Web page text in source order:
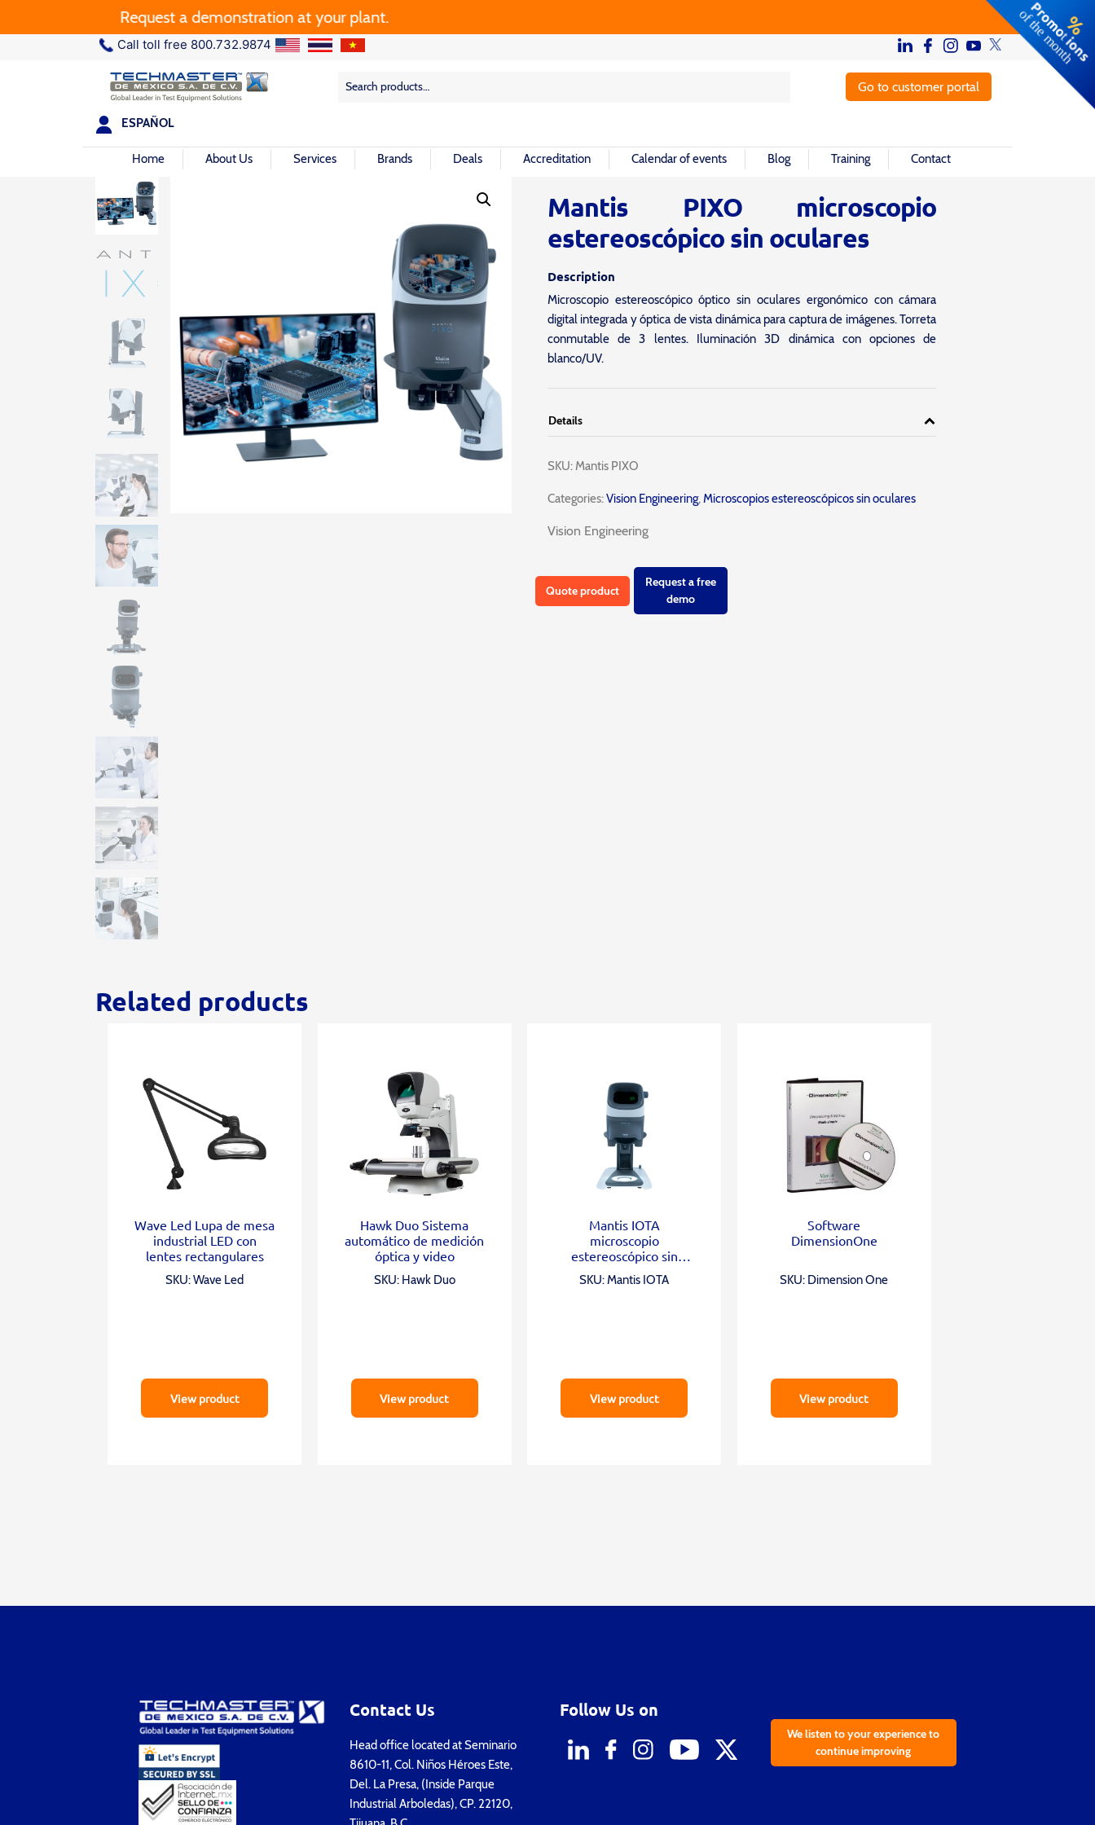
Request a demonstration at your plant.
Call toll free 800.732.9874
Search
Search Go to customer portal
ESPAÑOL
Home About Us Services Brands Deals Accreditation Calendar of events Blog Training Contact
Mantis PIXO microscopio
estereoscópico sin oculares
Description
Microscopio estereoscópico óptico sin oculares ergonómico con cámara
digital integrada y óptica de vista dinámica para captura de imágenes. Torreta
conmutable de 3 lentes. Iluminación 3D dinámica con opciones de
blanco/UV.
Details
SKU:Mantis PIXO
Categories:Vision Engineering,Microscopios estereoscópicos sin oculares
Vision Engineering
Quote product
Request a free
demo
Related products
Wave Led Lupa de mesa
industrial LED con
lentes rectangulares
SKU: Wave Led
View product
Hawk Duo Sistema
automático de medición
óptica y video
SKU: Hawk Duo
View product
Mantis IOTA
microscopio
estereoscópico sin
oculares
SKU: Mantis IOTA
View product
Software
DimensionOne
SKU: Dimension One
View product
Contact Us
Head office located at Seminario
8610-11, Col. Niños Héroes Este,
Del. La Presa, (Inside Parque
Industrial Arboledas), CP. 22120,
Follow Us on
We listen to your experience to
continue improving